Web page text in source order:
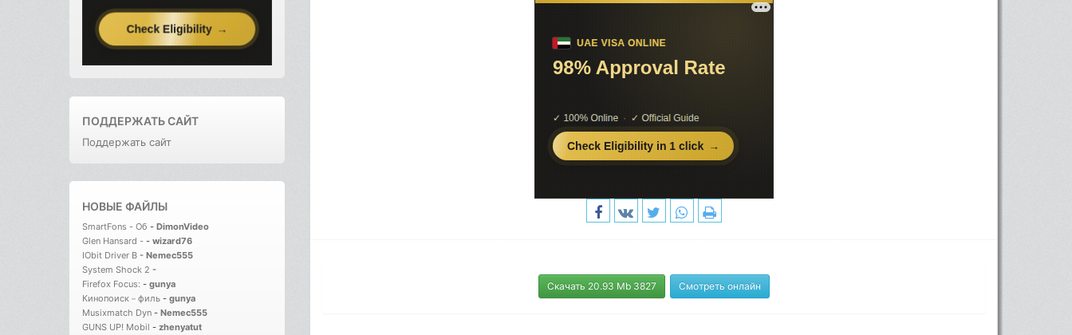
ПОДДЕРЖАТЬ САЙТ
Поддержать сайт
НОВЫЕ ФАЙЛЫ
SmartFons - Об - DimonVideo
Glen Hansard - - wizard76
IObit Driver B - Nemec555
System Shock 2 -
Firefox Focus: - gunya
Кинопоиск－филь - gunya
Musixmatch Dyn - Nemec555
GUNS UP! Mobil - zhenyatut
Скачать 20.93 Mb 3827 Смотреть онлайн